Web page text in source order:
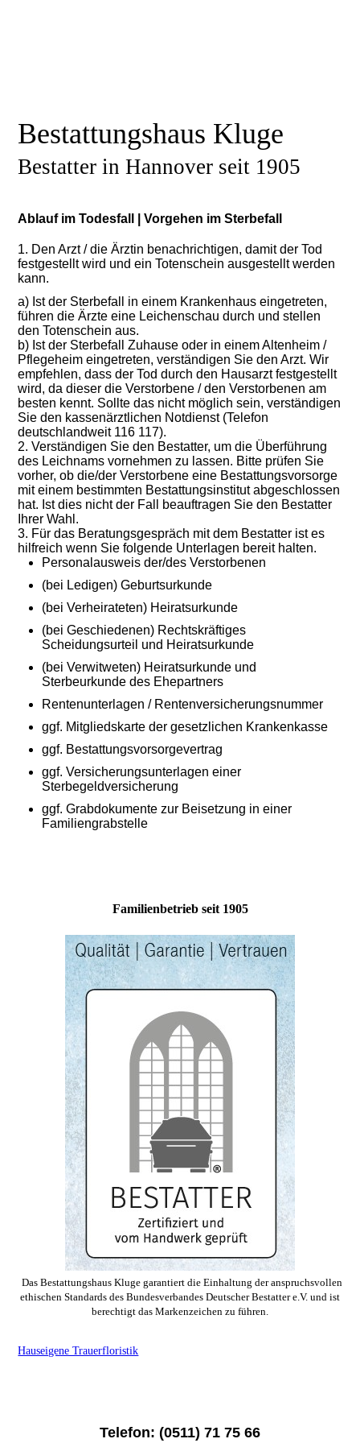
Bestattungshaus Kluge
Bestatter in Hannover seit 1905
Ablauf im Todesfall | Vorgehen im Sterbefall
1. Den Arzt / die Ärztin benachrichtigen, damit der Tod
festgestellt wird und ein Totenschein ausgestellt werden
kann.
a) Ist der Sterbefall in einem Krankenhaus eingetreten,
führen die Ärzte eine Leichenschau durch und stellen
den Totenschein aus.
b) Ist der Sterbefall Zuhause oder in einem Altenheim /
Pflegeheim eingetreten, verständigen Sie den Arzt. Wir
empfehlen, dass der Tod durch den Hausarzt festgestellt
wird, da dieser die Verstorbene / den Verstorbenen am
besten kennt. Sollte das nicht möglich sein, verständigen
Sie den kassenärztlichen Notdienst (Telefon
deutschlandweit 116 117).
2. Verständigen Sie den Bestatter, um die Überführung
des Leichnams vornehmen zu lassen. Bitte prüfen Sie
vorher, ob die/der Verstorbene eine Bestattungsvorsorge
mit einem bestimmten Bestattungsinstitut abgeschlossen
hat. Ist dies nicht der Fall beauftragen Sie den Bestatter
Ihrer Wahl.
3. Für das Beratungsgespräch mit dem Bestatter ist es
hilfreich wenn Sie folgende Unterlagen bereit halten.
Personalausweis der/des Verstorbenen
(bei Ledigen) Geburtsurkunde
(bei Verheirateten) Heiratsurkunde
(bei Geschiedenen) Rechtskräftiges
Scheidungsurteil und Heiratsurkunde
(bei Verwitweten) Heiratsurkunde und
Sterbeurkunde des Ehepartners
Rentenunterlagen / Rentenversicherungsnummer
ggf. Mitgliedskarte der gesetzlichen Krankenkasse
ggf. Bestattungsvorsorgevertrag
ggf. Versicherungsunterlagen einer
Sterbegeldversicherung
ggf. Grabdokumente zur Beisetzung in einer
Familiengrabstelle
Familienbetrieb seit 1905
Das Bestattungshaus Kluge garantiert die Einhaltung der anspruchsvollen
ethischen Standards des Bundesverbandes Deutscher Bestatter e.V. und ist
berechtigt das Markenzeichen zu führen.
Hauseigene Trauerfloristik
Telefon: (0511) 71 75 66